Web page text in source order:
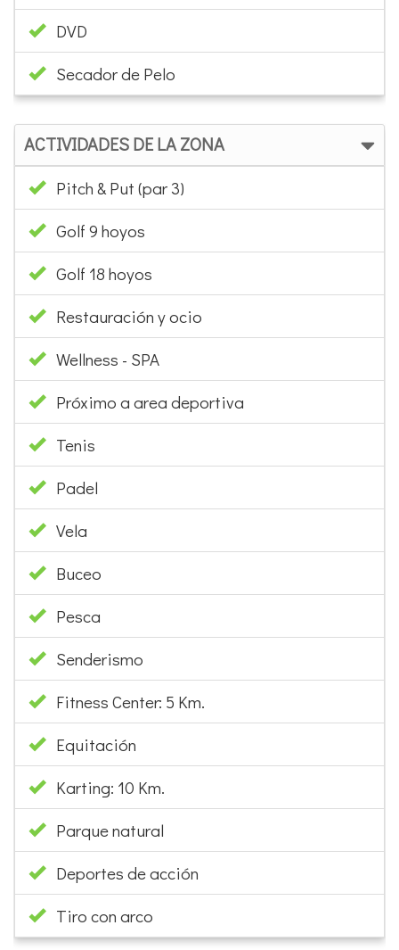
DVD
Secador de Pelo
ACTIVIDADES DE LA ZONA
Pitch & Put (par 3)
Golf 9 hoyos
Golf 18 hoyos
Restauración y ocio
Wellness - SPA
Próximo a area deportiva
Tenis
Padel
Vela
Buceo
Pesca
Senderismo
Fitness Center: 5 Km.
Equitación
Karting: 10 Km.
Parque natural
Deportes de acción
Tiro con arco